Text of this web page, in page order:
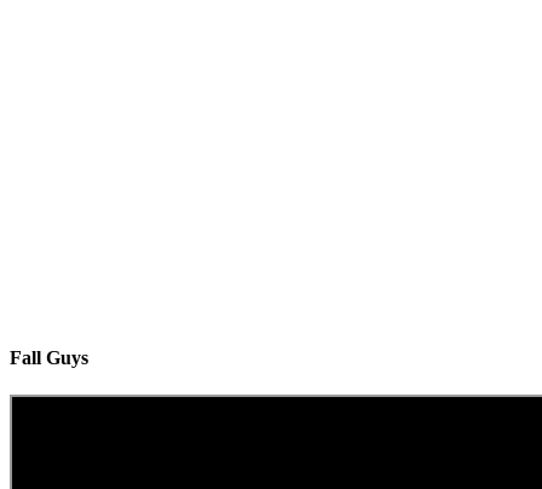
Fall Guys